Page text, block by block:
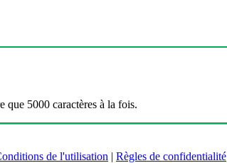
que 5000 caractères à la fois.
de l'utilisation | Règles de confidentialité